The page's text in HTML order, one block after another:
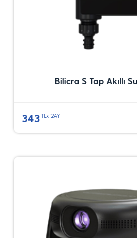
Bilicra S Tap Akıllı
343 TLx 12AY